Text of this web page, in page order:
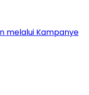
melalui Kampanye